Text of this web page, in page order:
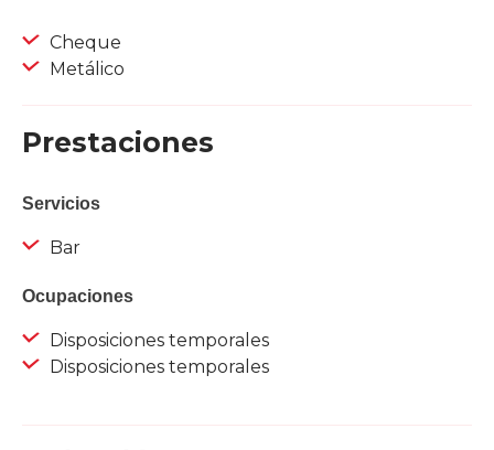
Cheque
Metálico
Prestaciones
Servicios
Bar
Ocupaciones
Disposiciones temporales
Disposiciones temporales